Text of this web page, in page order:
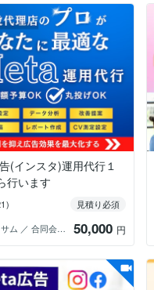
(インスタ)運用代行１
行います
見積り必須
ネクサム ／ 合同会社Nexum
50,000 円